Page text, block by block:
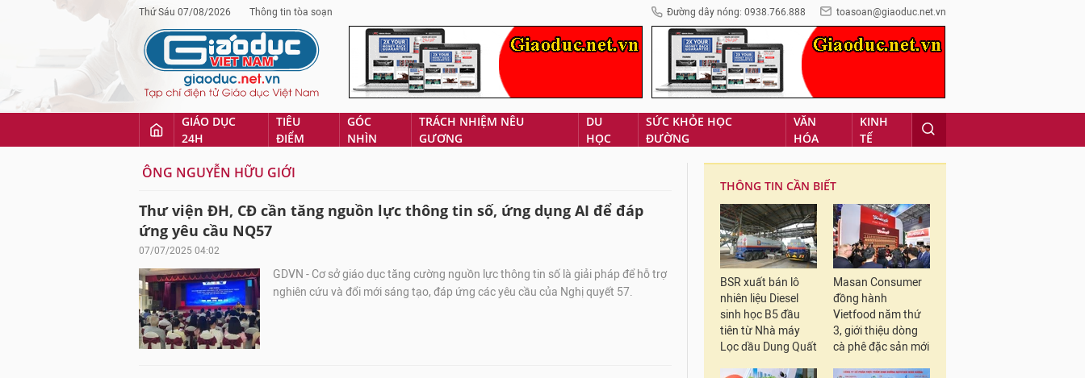
Thứ Sáu 07/08/2026 Thông tin tòa soạn Đường dây nóng: 0938.766.888 toasoan@giaoduc.net.vn
GIÁO DỤC
24H
TIÊU
ĐIỂM
GÓC
NHÌN
TRÁCH NHIỆM NÊU
GƯƠNG
DU
HỌC
SỨC KHỎE HỌC
ĐƯỜNG
VĂN
HÓA
KINH
TẾ
ÔNG NGUYỄN HỮU GIỚI
Thư viện ĐH, CĐ cần tăng nguồn lực thông tin số, ứng dụng AI để đáp
ứng yêu cầu NQ57
07/07/2025 04:02
GDVN - Cơ sở giáo dục tăng cường nguồn lực thông tin số là giải pháp để hỗ trợ
nghiên cứu và đổi mới sáng tạo, đáp ứng các yêu cầu của Nghị quyết 57.
THÔNG TIN CẦN BIẾT
BSR xuất bán lô
nhiên liệu Diesel
sinh học B5 đầu
tiên từ Nhà máy
Lọc dầu Dung Quất
Masan Consumer
đồng hành
Vietfood năm thứ
3, giới thiệu dòng
cà phê đặc sản mới